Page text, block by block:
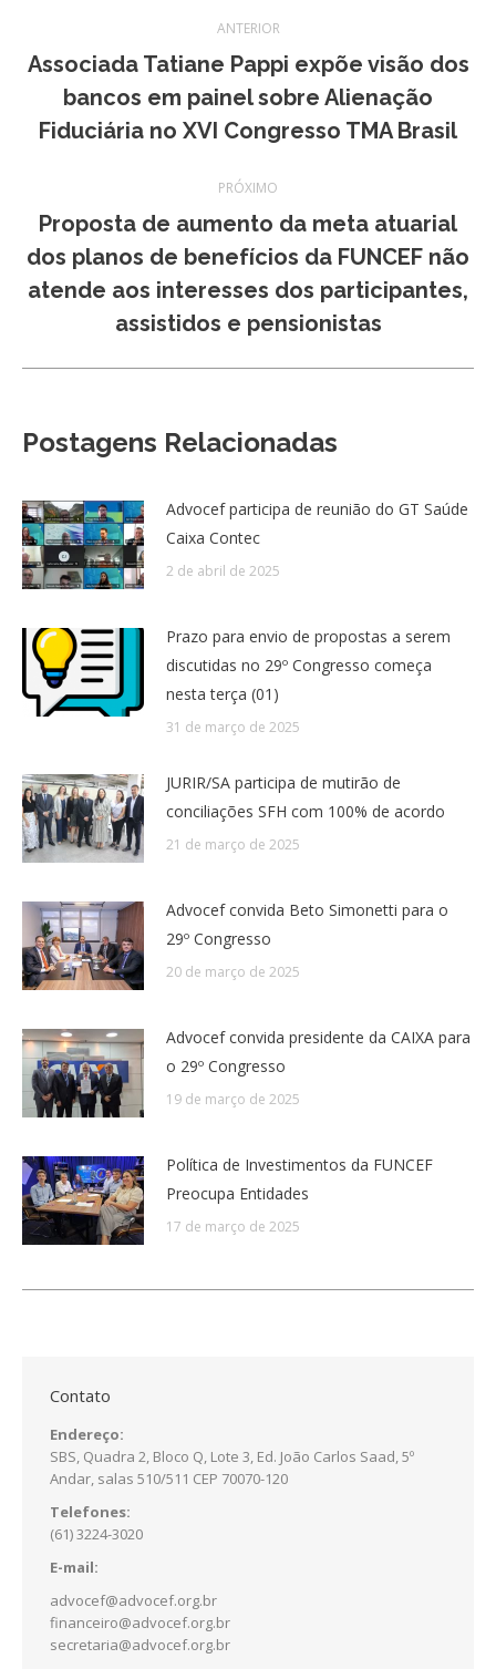
de
post:
ANTERIOR
Post
anterior:
Associada Tatiane Pappi expõe visão dos
bancos em painel sobre Alienação
Fiduciária no XVI Congresso TMA Brasil
PRÓXIMO
Próximo
post:
Proposta de aumento da meta atuarial
dos planos de benefícios da FUNCEF não
atende aos interesses dos participantes,
assistidos e pensionistas
Postagens Relacionadas
Advocef participa de reunião do GT Saúde
Caixa Contec
2 de abril de 2025
Prazo para envio de propostas a serem
discutidas no 29º Congresso começa
nesta terça (01)
31 de março de 2025
JURIR/SA participa de mutirão de
conciliações SFH com 100% de acordo
21 de março de 2025
Advocef convida Beto Simonetti para o
29º Congresso
20 de março de 2025
Advocef convida presidente da CAIXA para
o 29º Congresso
19 de março de 2025
Política de Investimentos da FUNCEF
Preocupa Entidades
17 de março de 2025
Contato
Endereço:
SBS, Quadra 2, Bloco Q, Lote 3, Ed. João Carlos Saad, 5º
Andar, salas 510/511 CEP 70070-120
Telefones:
(61) 3224-3020
E-mail:
advocef@advocef.org.br
financeiro@advocef.org.br
secretaria@advocef.org.br